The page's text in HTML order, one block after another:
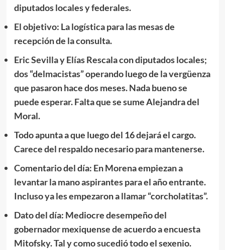
diputados locales y federales.
El objetivo: La logística para las mesas de
recepción de la consulta.
Eric Sevilla y Elías Rescala con diputados locales;
dos “delmacistas” operando luego de la vergüenza
que pasaron hace dos meses. Nada bueno se
puede esperar. Falta que se sume Alejandra del
Moral.
Todo apunta a que luego del 16 dejará el cargo.
Carece del respaldo necesario para mantenerse.
Comentario del día: En Morena empiezan a
levantar la mano aspirantes para el año entrante.
Incluso ya les empezaron a llamar “corcholatitas”.
Dato del día: Mediocre desempeño del
gobernador mexiquense de acuerdo a encuesta
Mitofsky. Tal y como sucedió todo el sexenio.